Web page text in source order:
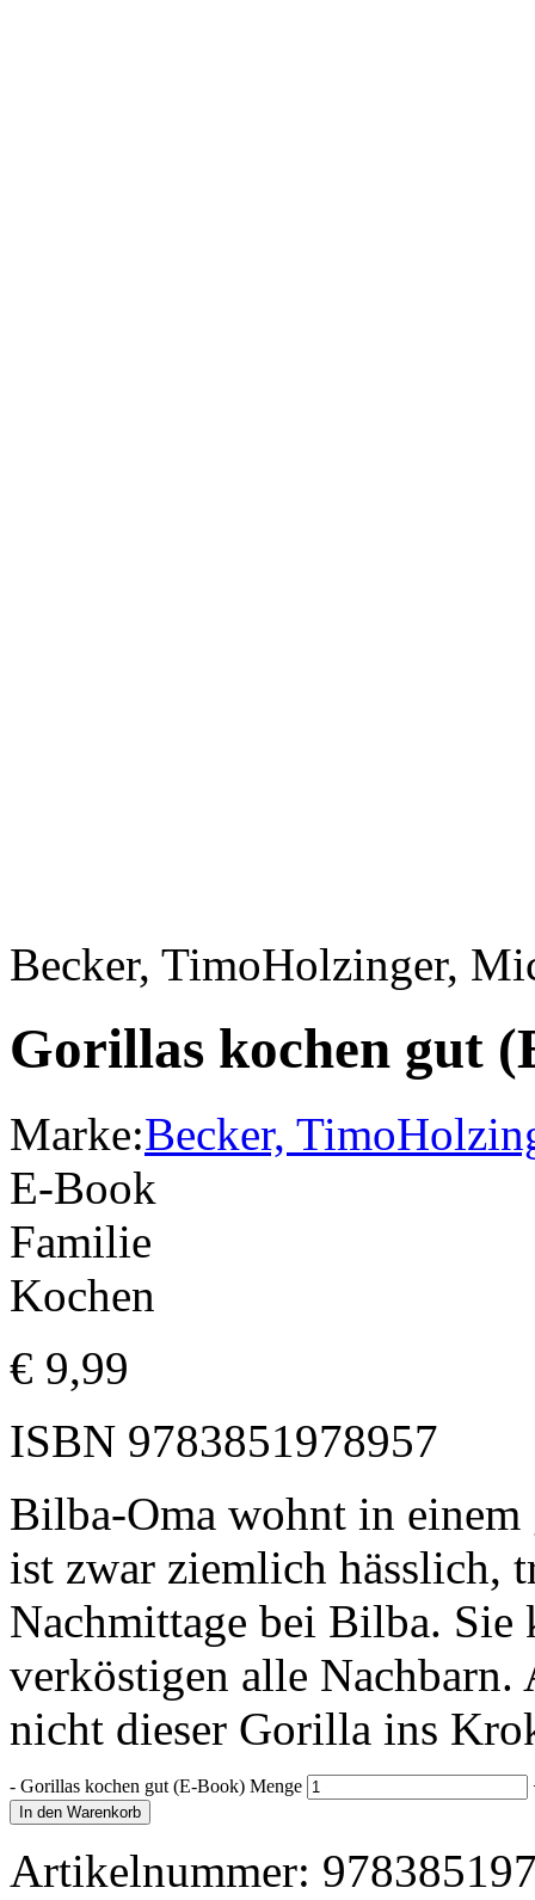
Becker, TimoHolzinger,
Gorillas kochen gut
Marke:Becker, Timo
E-Book
Familie
Kochen
€ 9,99
ISBN 9783851978957
Bilba-Oma wohnt in
ist zwar ziemlich hässlich,
Nachmittage bei Bilba. Sie
verköstigen alle Nachbarn.
nicht dieser Gorilla ins
- Gorillas kochen gut (E-Book) Menge
In den Warenkorb
Artikelnummer: